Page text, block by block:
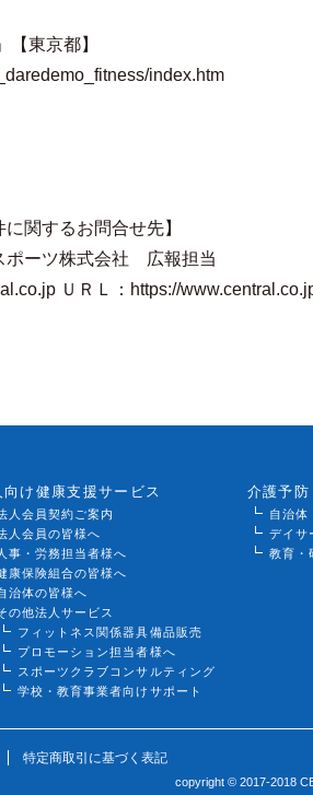
東京都】
index.htm
に関するお問合せ先】
ポーツ株式会社 広報担当
ＵＲＬ： https://
向け健康支援サービス
人会員契約ご案内
人会員の皆様へ
人事・労務担当者様へ
康保険組合の皆様へ
治体の皆様へ
の他法人サービス
フィットネス関係器具備品販売
プロモーション担当者様へ
スポーツクラブコンサルティング
学校・教育事業者向けサポート
介護予
自治体
デイサ
教育・
特定商取引に基づく表記
copyright © 2017-2018